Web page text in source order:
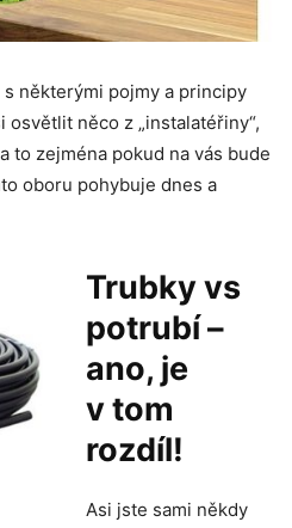
některými pojmy a principy
něco z „instalatéřiny“,
to zejména pokud na vás bude
oboru pohybuje dnes a
Trubky vs
potrubí –
ano, je
v tom
rozdíl!
Asi jste sami někdy